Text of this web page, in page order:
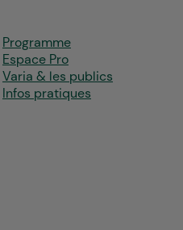
Programme
Espace Pro
Varia & les publics
Infos pratiques